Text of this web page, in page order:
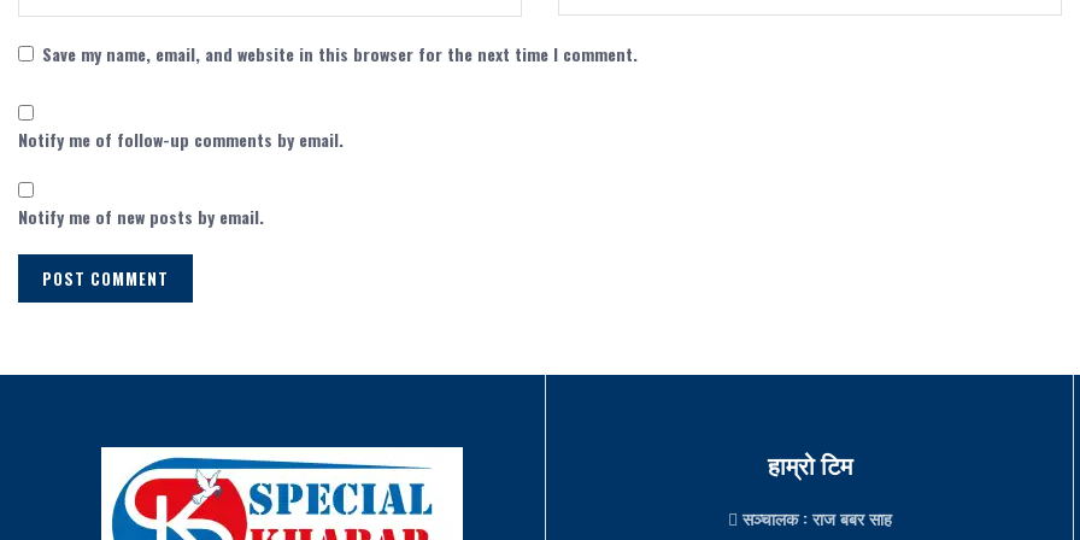
Save my name, email, and website in this browser for the next time I comment.
Notify me of follow-up comments by email.
Notify me of new posts by email.
हाम्रो टिम
सञ्चालक: राज बबर साह